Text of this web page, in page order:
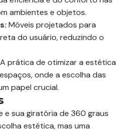
ambientes e objetos.
Móveis projetados para
do usuário, reduzindo o
A prática de otimizar a estética
onde a escolha das
papel crucial.
e sua giratória de 360 graus
estética, mas uma